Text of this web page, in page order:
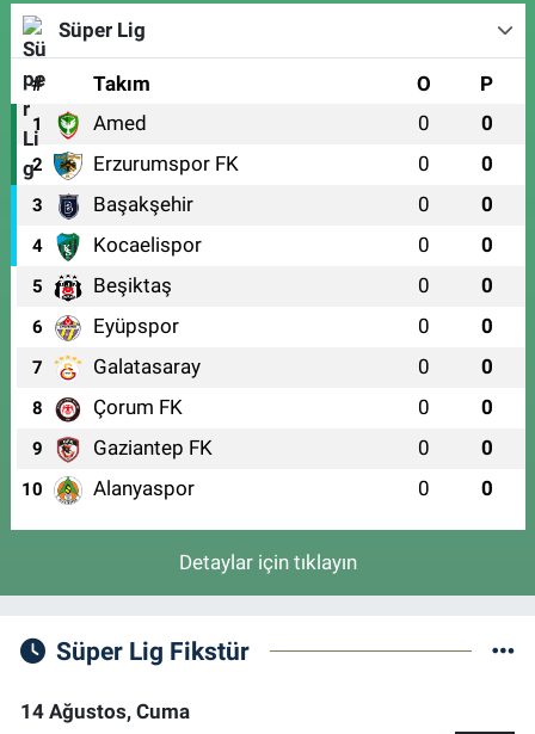
Süper Lig
# Takım O P
1 Amed 0 0
2 Erzurumspor FK 0 0
3 Başakşehir 0 0
4 Kocaelispor 0 0
5 Beşiktaş 0 0
6 Eyüpspor 0 0
7 Galatasaray 0 0
8 Çorum FK 0 0
9 Gaziantep FK 0 0
10 Alanyaspor 0 0
Detaylar için tıklayın
Süper Lig Fikstür
14 Ağustos, Cuma